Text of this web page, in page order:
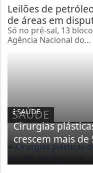
Leilões de
de áreas em
Só no pré-sal, 13
Agência Nacional do...
SAÚDE
SAÚDE
Cirurgias
crescem mais de